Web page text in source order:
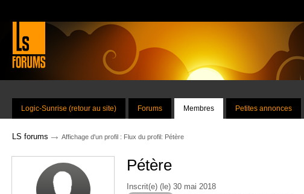
Logic-Sunrise (retour au site) Forums Membres Petites annonces
LS forums → Affichage d'un profil : Flux du profil: Pétère
Pétère
Inscrit(e) (le) 30 mai 2018